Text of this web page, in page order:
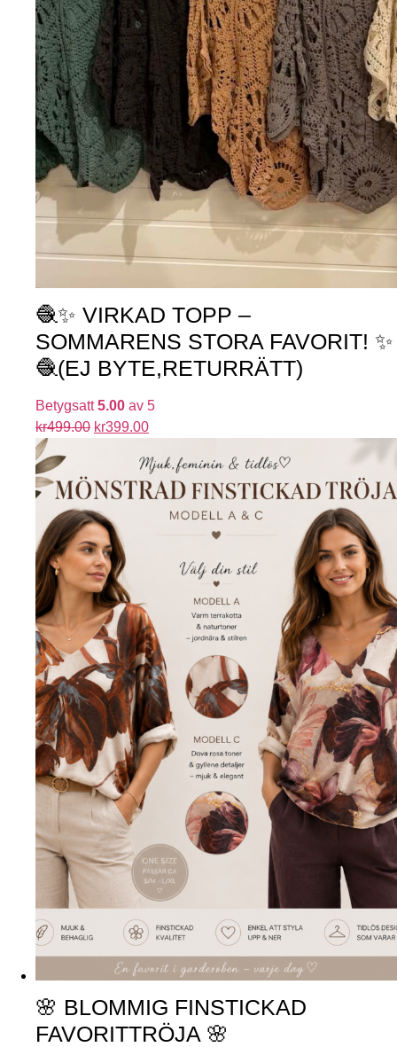
🧶✨ VIRKAD TOPP –
SOMMARENS STORA FAVORIT! ✨
🧶(EJ BYTE,RETURRÄTT)
Betygsatt5.00 av 5
kr499.00 kr399.00
🌸 BLOMMIG FINSTICKAD
FAVORITTRÖJA 🌸